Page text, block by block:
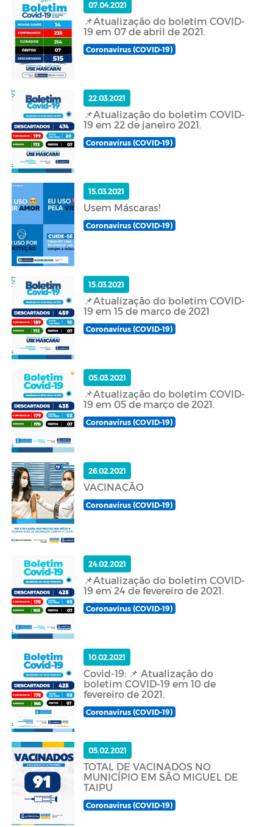
07.04.2021
📌Atualização do boletim COVID-
19 em 07 de abril de 2021.
Coronavírus (COVID-19)
22.03.2021
📌Atualização do boletim COVID-
19 em 22 de janeiro 2021.
Coronavírus (COVID-19)
15.03.2021
Usem Máscaras!
Coronavírus (COVID-19)
15.03.2021
📌Atualização do boletim COVID-
19 em 15 de março de 2021
Coronavírus (COVID-19)
05.03.2021
📌Atualização do boletim COVID-
19 em 05 de março de 2021.
Coronavírus (COVID-19)
26.02.2021
VACINAÇÃO
Coronavírus (COVID-19)
24.02.2021
📌Atualização do boletim COVID-
19 em 24 de fevereiro de 2021.
Coronavírus (COVID-19)
10.02.2021
Covid-19: 📌 Atualização do
boletim COVID-19 em 10 de
fevereiro de 2021.
Coronavírus (COVID-19)
05.02.2021
TOTAL DE VACINADOS NO
MUNICÍPIO EM SÃO MIGUEL DE
TAIPU
Coronavírus (COVID-19)